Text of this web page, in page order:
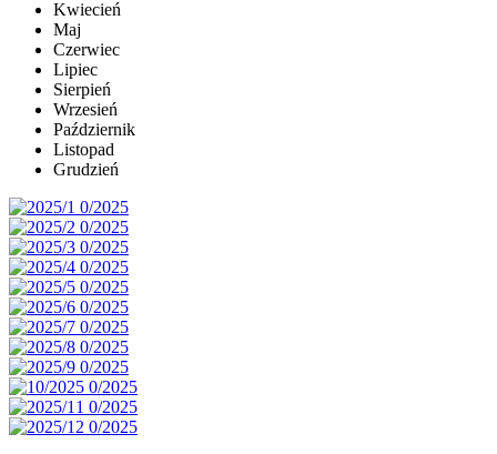
Kwiecień
Maj
Czerwiec
Lipiec
Sierpień
Wrzesień
Październik
Listopad
Grudzień